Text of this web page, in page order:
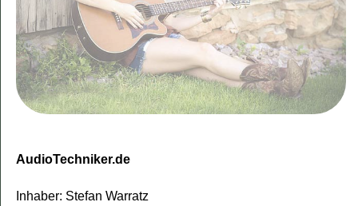
AudioTechniker.de
Inhaber: Stefan Warratz